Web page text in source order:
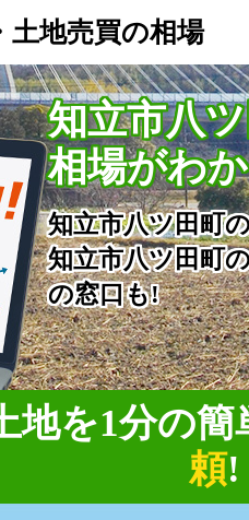
土地売買の相場
知立市八
相場がわ
知立市八ツ田町
知立市八ツ田町
の窓口も!
地を1分の簡
頼!